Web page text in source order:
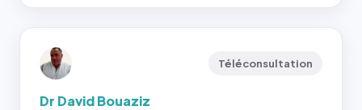
Téléconsultation
Dr David Bouaziz